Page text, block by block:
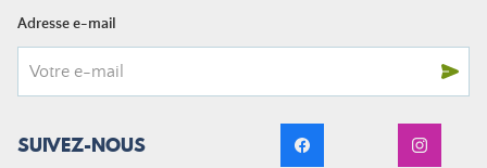
Adresse e-mail
SUIVEZ-NOUS